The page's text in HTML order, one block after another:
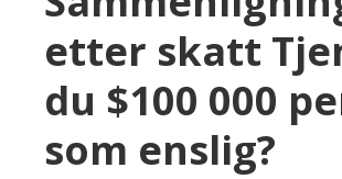
etter skatt
du $100 000
som enslig?